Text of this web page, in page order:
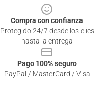
Compra con confianza
Protegido 24/7 desde los clics
hasta la entrega
Pago 100% seguro
PayPal / MasterCard / Visa